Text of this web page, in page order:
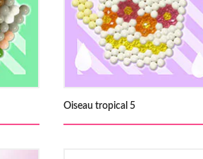
Oiseau tropical 5